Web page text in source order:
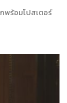
พร้อมโปสเตอร์